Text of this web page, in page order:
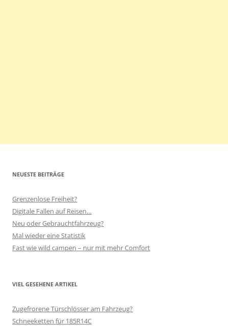
NEUESTE BEITRÄGE
Grenzenlose Freiheit?
Digitale Fallen auf Reisen…
Neu oder Gebrauchtfahrzeug?
Mal wieder eine Statistik
Fast wie wild campen – nur mit mehr Comfort
VIEL GESEHENE ARTIKEL
Zugefrorene Türschlösser am Fahrzeug?
Schneeketten für 185R14C